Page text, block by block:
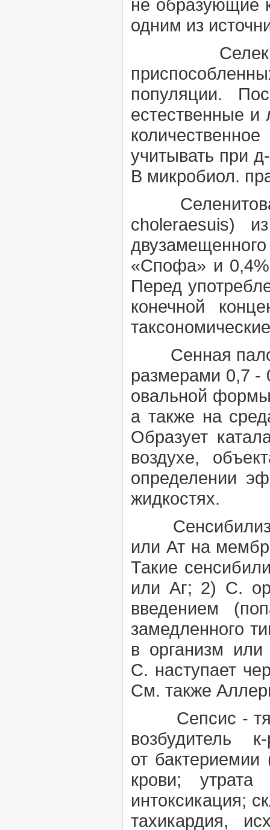
не образующие
одним из
популяции.
естественные и
учитывать при
В микробиол.
choleraesuis)
«Спофа» и
Перед
конечной
Сенная
размерами 0,7 -
овальной формы
а также на
Образует
воздухе,
определении
жидкостях.
или Ат на
Такие
или Аг; 2) С.
введением
замедленного
в организм
С. наступает
См. также
Сепсис -
возбудитель
от бактериемии
крови; утрата
интоксикация;
тахикардия,